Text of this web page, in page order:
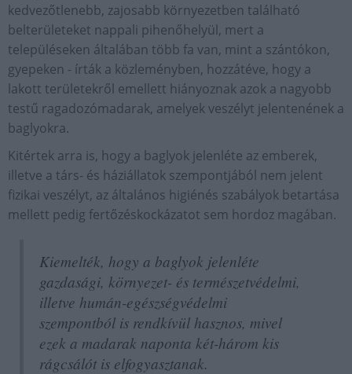
kedvezőtlenebb, zajosabb környezetben található
belterületeket nappali pihenőhelyül, mert a
településeken általában több fa van, mint a szántókon,
gyepeken - írták a közleményben, hozzátéve, hogy a
lakott területekről emellett hiányoznak azok a nagyobb
testű ragadozómadarak, amelyek veszélyt jelentenének a
baglyokra.
Kitértek arra is, hogy a baglyok jelenléte az emberek,
illetve a társ- és háziállatok szempontjából nem jelent
fizikai veszélyt, az általános higiénés szabályok betartása
mellett pedig fertőzéskockázatot sem hordoz magában.
Kiemelték, hogy a baglyok jelenléte
gazdasági, környezet- és természetvédelmi,
illetve humán-egészségvédelmi
szempontból is rendkívül hasznos, mivel
ezek a madarak naponta két-három kis
rágcsálót is elfogyasztanak.